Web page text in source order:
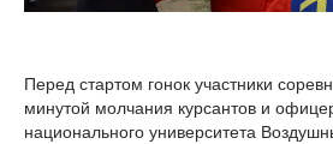
Перед стартом гонок участники
минутой молчания курсантов и
национального университета